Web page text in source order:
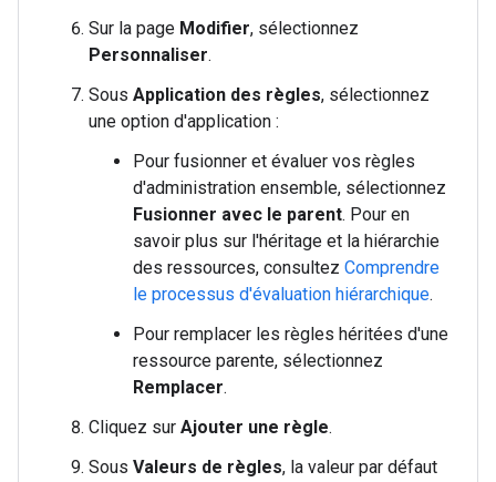
Sur la page Modifier, sélectionnez
Personnaliser.
Sous Application des règles, sélectionnez
une option d'application :
Pour fusionner et évaluer vos règles
d'administration ensemble, sélectionnez
Fusionner avec le parent. Pour en
savoir plus sur l'héritage et la hiérarchie
des ressources, consultez Comprendre
le processus d'évaluation hiérarchique.
Pour remplacer les règles héritées d'une
ressource parente, sélectionnez
Remplacer.
Cliquez sur Ajouter une règle.
Sous Valeurs de règles, la valeur par défaut